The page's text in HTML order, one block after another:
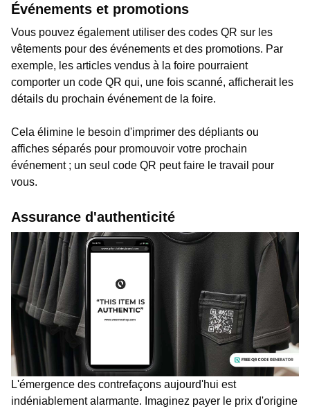
Événements et promotions
Vous pouvez également utiliser des codes QR sur les
vêtements pour des événements et des promotions. Par
exemple, les articles vendus à la foire pourraient
comporter un code QR qui, une fois scanné, afficherait les
détails du prochain événement de la foire.
Cela élimine le besoin d'imprimer des dépliants ou
affiches séparés pour promouvoir votre prochain
événement ; un seul code QR peut faire le travail pour
vous.
Assurance d'authenticité
L'émergence des contrefaçons aujourd'hui est
indéniablement alarmante. Imaginez payer le prix d'origine